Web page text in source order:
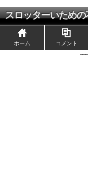
スロッターいため
ホーム コメント